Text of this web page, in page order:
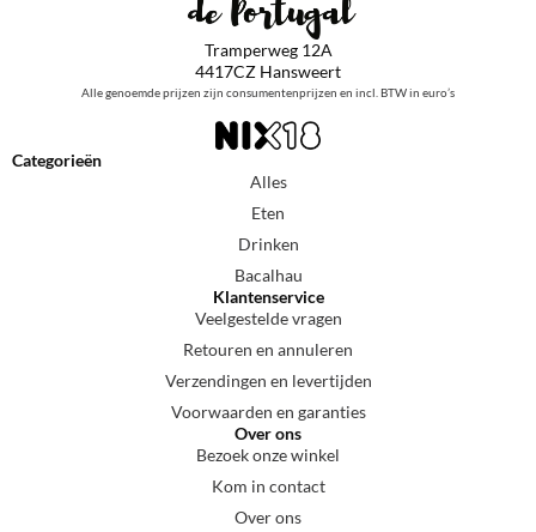
Tramperweg 12A
4417CZ Hansweert
Alle genoemde prijzen zijn consumentenprijzen en incl. BTW in euro’s
Categorieën
Alles
Eten
Drinken
Bacalhau
Klantenservice
Veelgestelde vragen
Retouren en annuleren
Verzendingen en levertijden
Voorwaarden en garanties
Over ons
Bezoek onze winkel
Kom in contact
Over ons